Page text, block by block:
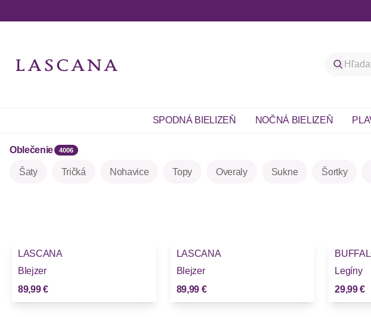
SPODNÁ BIELIZEŇ NOČNÁ BIELIZEŇ
Oblečenie 4006
Šaty Tričká Nohavice Topy Overaly Sukne Šortky
LASCANA
Blejzer
89,99 €
LASCANA
Blejzer
89,99 €
Legíny
29,99 €